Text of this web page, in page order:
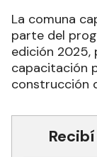
La comuna
parte del
edición 2025,
capacitación
construcción